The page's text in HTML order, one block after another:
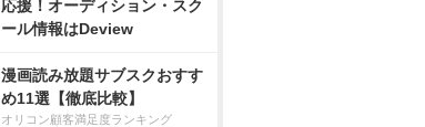
応援！オーディション・スク
ール情報はDeview
漫画読み放題サブスクおすす
め11選【徹底比較】
オリコン顧客満足度ランキング